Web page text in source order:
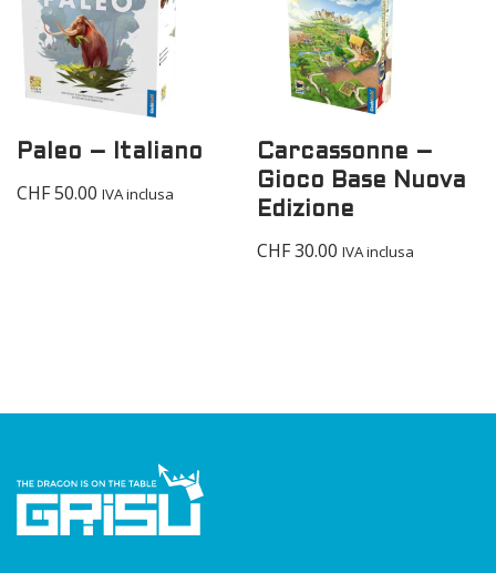
Paleo – Italiano
CHF50.00 IVA inclusa
Carcassonne –
Gioco Base Nuova
Edizione
CHF30.00 IVA inclusa